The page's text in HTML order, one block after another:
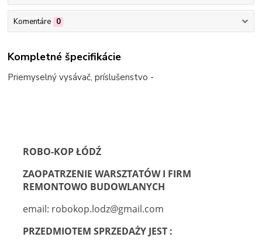
Komentáre 0
Kompletné špecifikácie
Priemyselný vysávač, príslušenstvo -
ROBO-KOP ŁÓDŹ
ZAOPATRZENIE WARSZTATÓW I FIRM
REMONTOWO BUDOWLANYCH
email: robokop.lodz@gmail.com
PRZEDMIOTEM SPRZEDAŻY JEST :